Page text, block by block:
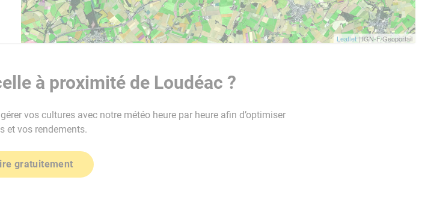
Leaflet | IGN-F/Geoportail
à proximité de Loudéac ?
vos cultures avec notre météo heure par heure afin d’optimiser
et vos rendements.
gratuitement